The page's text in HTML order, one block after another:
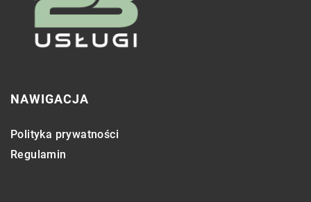
NAWIGACJA
Polityka prywatności
Regulamin